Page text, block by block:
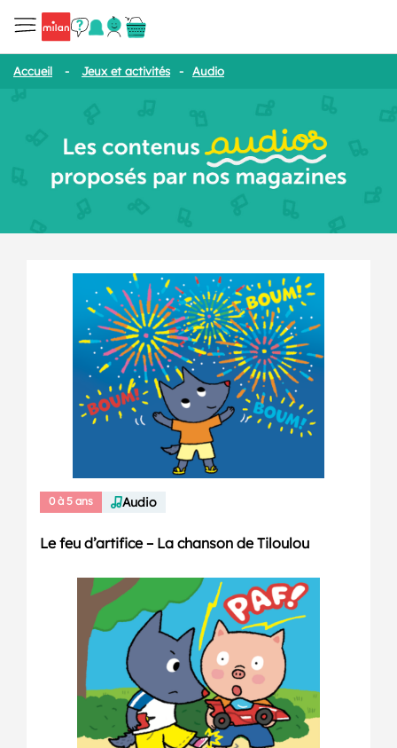
Accueil - Jeux et activités - Audio
0 à 5 ans Audio
Le feu d’artifice – La chanson de Tiloulou